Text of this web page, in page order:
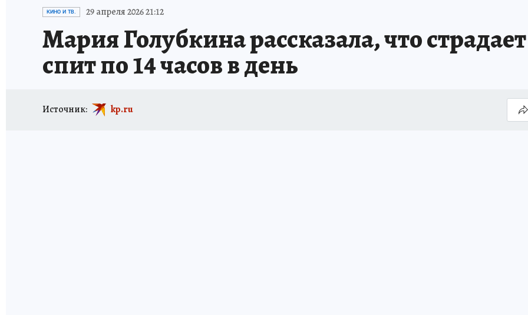
ИСПЫТАНО НА СЕБЕ
КИНО И ТВ. 29 апреля 2026 21:12
Мария Голубкина рассказала, что
спит по 14 часов в день
Источник: kp.ru